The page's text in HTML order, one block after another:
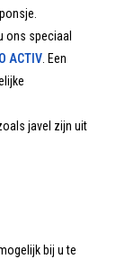
ons speciaal
ACTIV. Een
javel zijn uit
bij u te